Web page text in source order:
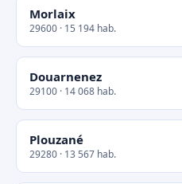
Morlaix
29600 · 15 194 hab.
Douarnenez
29100 · 14 068 hab.
Plouzané
29280 · 13 567 hab.